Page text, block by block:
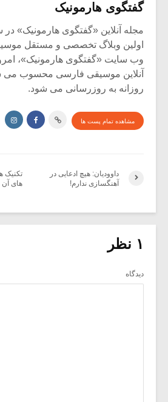
گفتگوی هارمونیک
اولین وبلاگ تخصصی و مستقل
وب سایت «گفتگوی هارمونیک»،
آنلاین موسیقی فارسی محسوب
روزانه به روزرسانی می شود.
مشاهده تمام پست ها
تکنیک
های آن
داوودیان: هیچ ادعایی در
آهنگسازی ندارم!
۱ نظر
دیدگاه